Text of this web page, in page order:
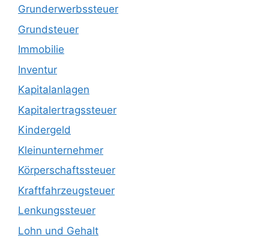
Grunderwerbssteuer
Grundsteuer
Immobilie
Inventur
Kapitalanlagen
Kapitalertragssteuer
Kindergeld
Kleinunternehmer
Körperschaftssteuer
Kraftfahrzeugsteuer
Lenkungssteuer
Lohn und Gehalt